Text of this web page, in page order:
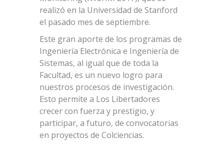
realizó en la Universidad de Stanford
el pasado mes de septiembre.
Este gran aporte de los programas de
Ingeniería Electrónica e Ingeniería de
Sistemas, al igual que de toda la
Facultad, es un nuevo logro para
nuestros procesos de investigación.
Esto permite a Los Libertadores
crecer con fuerza y prestigio, y
participar, a futuro, de convocatorias
en proyectos de Colciencias.